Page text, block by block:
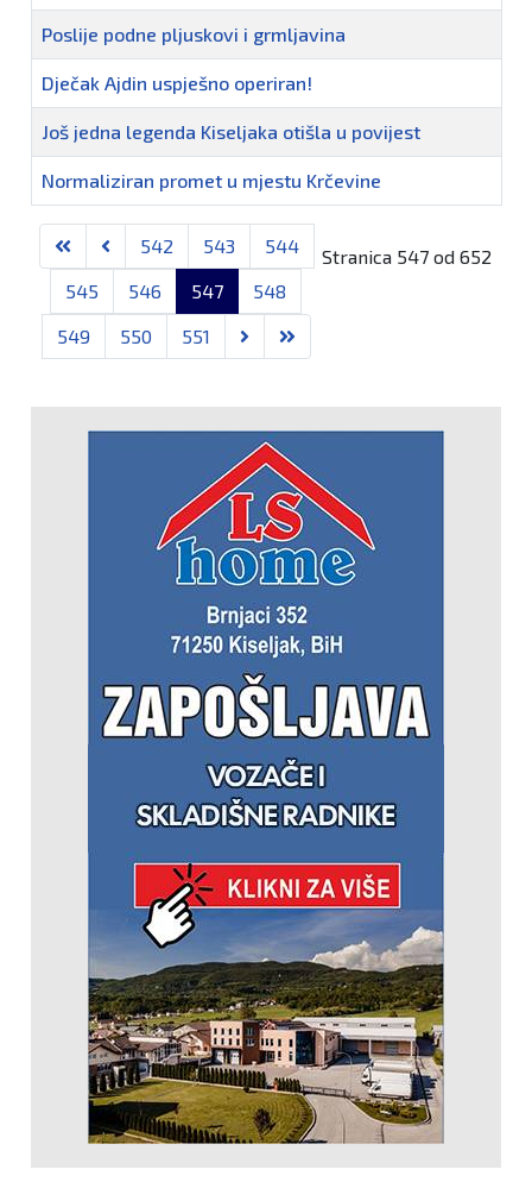
Poslije podne pljuskovi i grmljavina
Dječak Ajdin uspješno operiran!
Još jedna legenda Kiseljaka otišla u povijest
Normaliziran promet u mjestu Krčevine
Stranica 547 od 652
542 543
544
545
546 547
548
549
550 551